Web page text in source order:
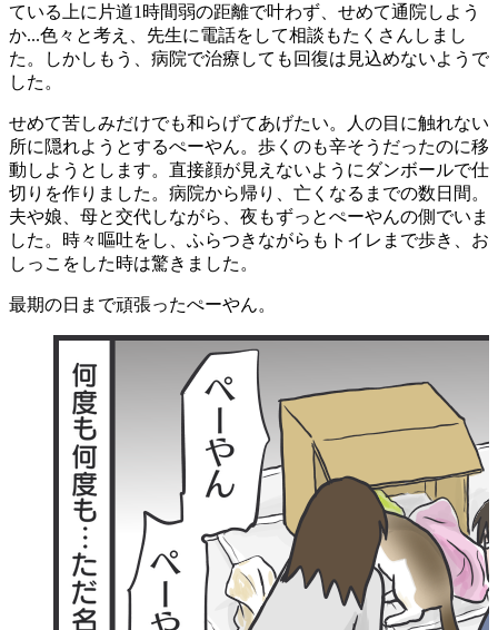
ている上に片道1時間弱の距離で叶わず、せめて通院しよう
か...色々と考え、先生に電話をして相談もたくさんしまし
た。しかしもう、病院で治療しても回復は見込めないようで
した。
せめて苦しみだけでも和らげてあげたい。人の目に触れない
所に隠れようとするぺーやん。歩くのも辛そうだったのに移
動しようとします。直接顔が見えないようにダンボールで仕
切りを作りました。病院から帰り、亡くなるまでの数日間。
夫や娘、母と交代しながら、夜もずっとぺーやんの側でいま
した。時々嘔吐をし、ふらつきながらもトイレまで歩き、お
しっこをした時は驚きました。
最期の日まで頑張ったぺーやん。